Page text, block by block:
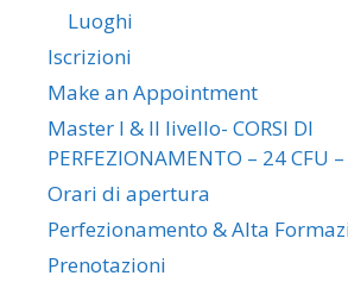
Luoghi
Iscrizioni
Make an Appointment
Master I & II livello- CORSI DI
PERFEZIONAMENTO – 24 CFU –
Orari di apertura
Perfezionamento & Alta
Prenotazioni